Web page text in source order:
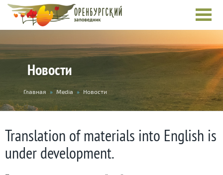
Новости
You
are
here
Главная » Media » Новости
Translation of materials into English is
under development.